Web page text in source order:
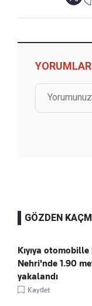
YORUMLAR
GÖZDEN
Kıyıya
Nehri'nde 1.90
yakalandı
Kaydet